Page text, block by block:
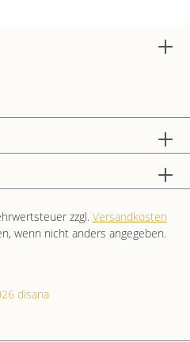
zzgl. Versandkosten
wenn nicht anders angegeben.
disana